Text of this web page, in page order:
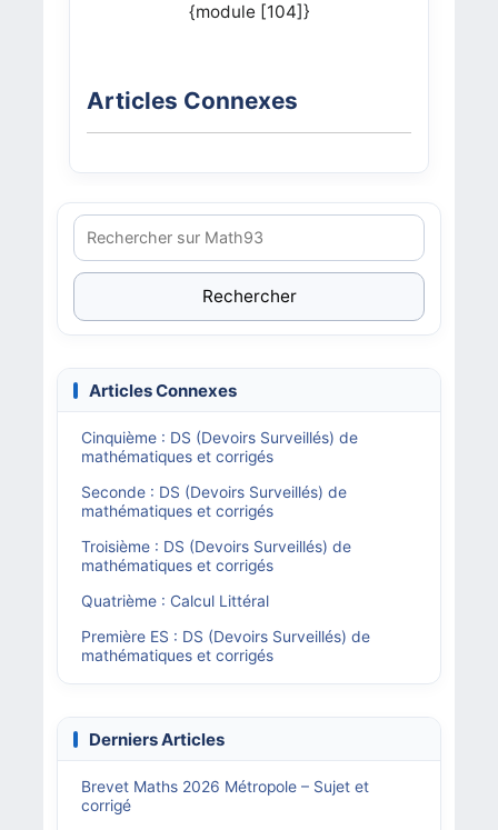
{module [104]}
Articles Connexes
Rechercher
Articles Connexes
Cinquième : DS (Devoirs Surveillés) de
mathématiques et corrigés
Seconde : DS (Devoirs Surveillés) de
mathématiques et corrigés
Troisième : DS (Devoirs Surveillés) de
mathématiques et corrigés
Quatrième : Calcul Littéral
Première ES : DS (Devoirs Surveillés) de
mathématiques et corrigés
Derniers Articles
Brevet Maths 2026 Métropole – Sujet et
corrigé